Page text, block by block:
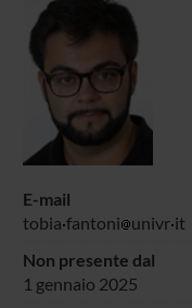
E-mail
tobia fantoni univr it
Non presente dal
1 gennaio 2025